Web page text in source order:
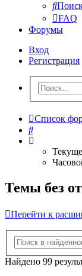
FAQ
Форумы
Вход
Регистрация
Список
Поиск
Темы без
Перейти к
Найдено 99